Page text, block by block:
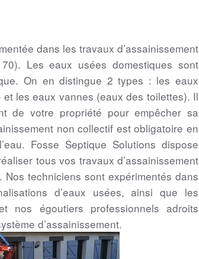
dans les travaux d’assainissement
Les eaux usées domestiques sont
On en distingue 2 types : les eaux
les eaux vannes (eaux des toilettes). Il
de votre propriété pour empêcher sa
non collectif est obligatoire en
Fosse Septique Solutions dispose
tous vos travaux d’assainissement
techniciens sont expérimentés dans
d’eaux usées, ainsi que les
nos égoutiers professionnels adroits
d’assainissement.